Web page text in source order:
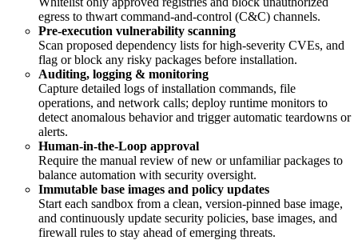
egress to thwart command-and-control (C&C) channels.
Pre-execution vulnerability scanning
Scan proposed dependency lists for high-severity CVEs, and
flag or block any risky packages before installation.
Auditing, logging & monitoring
Capture detailed logs of installation commands, file
operations, and network calls; deploy runtime monitors to
detect anomalous behavior and trigger automatic teardowns or
alerts.
Human-in-the-Loop approval
Require the manual review of new or unfamiliar packages to
balance automation with security oversight.
Immutable base images and policy updates
Start each sandbox from a clean, version-pinned base image,
and continuously update security policies, base images, and
firewall rules to stay ahead of emerging threats.